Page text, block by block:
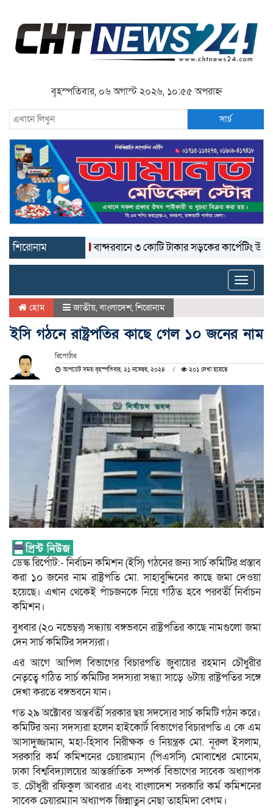
বৃহস্পতিবার, ০৬ অগাস্ট ২০২৬, ১০:৫৫ অপরাহ্ন
সার্চ
শিরোনাম বান্দরবানে ৩ কোটি টাকার সড়কের কার্পেটিং উঠে যাচ্ছে
Toggle
হোম জাতীয়,বাংলাদেশ,শিরোনাম
ইসি গঠনে রাষ্ট্রপতির কাছে গেল ১০ জনের নাম
রিপোর্টার
আপডেট সময় বৃহস্পতিবার, ২১ নভেম্বর, ২০২৪ ২০১ দেখা হয়েছে
ডেস্ক রির্পোট:- নির্বাচন কমিশন (ইসি) গঠনের জন্য সার্চ কমিটির প্রস্তাব
করা ১০ জনের নাম রাষ্ট্রপতি মো. সাহাবুদ্দিনের কাছে জমা দেওয়া
হয়েছে। এখান থেকেই পাঁচজনকে নিয়ে গঠিত হবে পরবর্তী নির্বাচন
কমিশন।
বুধবার (২০ নভেম্বর) সন্ধ্যায় বঙ্গভবনে রাষ্ট্রপতির কাছে নামগুলো জমা
দেন সার্চ কমিটির সদস্যরা।
এর আগে আপিল বিভাগের বিচারপতি জুবায়ের রহমান চৌধুরীর
নেতৃত্বে গঠিত সার্চ কমিটির সদস্যরা সন্ধ্যা সাড়ে ৬টায় রাষ্ট্রপতির সঙ্গে
দেখা করতে বঙ্গভবনে যান।
গত ২৯ অক্টোবর অন্তর্বর্তী সরকার ছয় সদস্যের সার্চ কমিটি গঠন করে।
কমিটির অন্য সদস্যরা হলেন হাইকোর্ট বিভাগের বিচারপতি এ কে এম
আসাদুজ্জামান, মহা-হিসাব নিরীক্ষক ও নিয়ন্ত্রক মো. নূরুল ইসলাম,
সরকারি কর্ম কমিশনের চেয়ারম্যান (পিএসসি) মোবাশ্বের মোনেম,
ঢাকা বিশ্ববিদ্যালয়ের আন্তর্জাতিক সম্পর্ক বিভাগের সাবেক অধ্যাপক
ড. চৌধুরী রফিকুল আবরার এবং বাংলাদেশ সরকারি কর্ম কমিশনের
সাবেক চেয়ারম্যান অধ্যাপক জিন্নাতুন নেছা তাহমিদা বেগম।